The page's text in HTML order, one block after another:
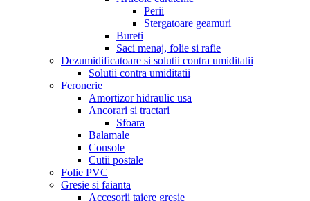
Perii
Stergatoare geamuri
Bureti
Saci menaj, folie si rafie
Dezumidificatoare si solutii contra umiditatii
Solutii contra umiditatii
Feronerie
Amortizor hidraulic usa
Ancorari si tractari
Sfoara
Balamale
Console
Cutii postale
Folie PVC
Gresie si faianta
Accesorii taiere gresie